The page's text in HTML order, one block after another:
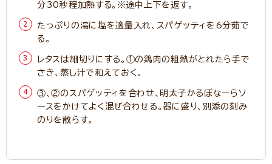
分30秒程加熱する。※途中上下を返す。
たっぷりの湯に塩を適量入れ、スパゲッティを6分茹で
る。
レタスは細切りにする。①の鶏肉の粗熱がとれたら手で
さき、蒸し汁で和えておく。
③、②のスパゲッティを合わせ、明太子かるぼなーらソ
ースをかけてよく混ぜ合わせる。器に盛り、別添の刻み
のりを散らす。